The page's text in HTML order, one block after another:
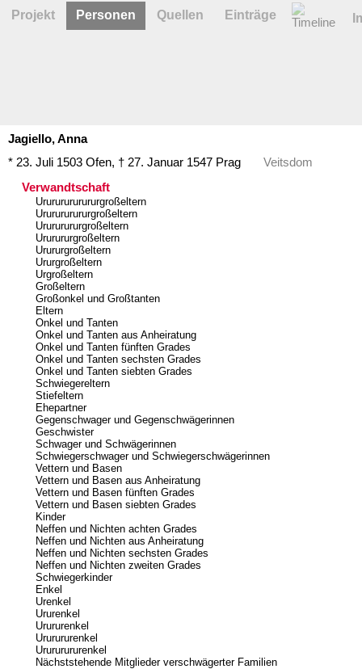
Jagiello,Anna
* 23. Juli 1503 Ofen, † 27. Januar 1547 Prag
Veitsdom
Verwandtschaft
Urururururururgroßeltern
Ururururururgroßeltern
Urururururgroßeltern
Ururururgroßeltern
Urururgroßeltern
Ururgroßeltern
Urgroßeltern
Großeltern
Großonkel und Großtanten
Eltern
Onkel und Tanten
Onkel und Tanten aus Anheiratung
Onkel und Tanten fünften Grades
Onkel und Tanten sechsten Grades
Onkel und Tanten siebten Grades
Schwiegereltern
Stiefeltern
Ehepartner
Gegenschwager und Gegenschwägerinnen
Geschwister
Schwager und Schwägerinnen
Schwiegerschwager und Schwiegerschwägerinnen
Vettern und Basen
Vettern und Basen aus Anheiratung
Vettern und Basen fünften Grades
Vettern und Basen siebten Grades
Kinder
Neffen und Nichten achten Grades
Neffen und Nichten aus Anheiratung
Neffen und Nichten sechsten Grades
Neffen und Nichten zweiten Grades
Schwiegerkinder
Enkel
Urenkel
Ururenkel
Urururenkel
Ururururenkel
Urururururenkel
Nächststehende Mitglieder verschwägerter Familien
Projekt Personen Quellen Einträge